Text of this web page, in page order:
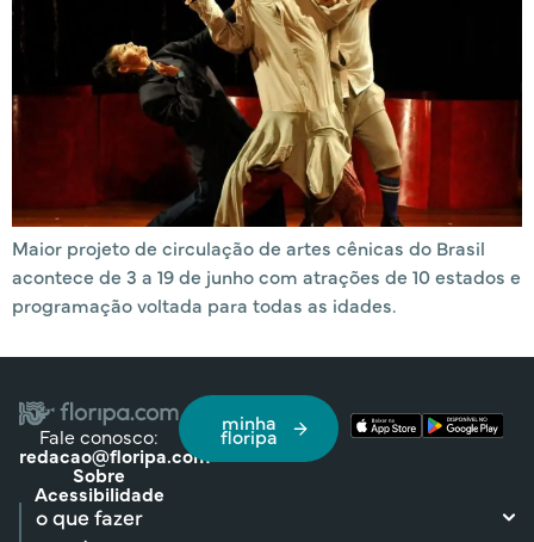
Maior projeto de circulação de artes cênicas do Brasil
acontece de 3 a 19 de junho com atrações de 10 estados e
programação voltada para todas as idades.
Fale conosco:
redacao@floripa.com
Sobre
Acessibilidade
minha
floripa
o que fazer